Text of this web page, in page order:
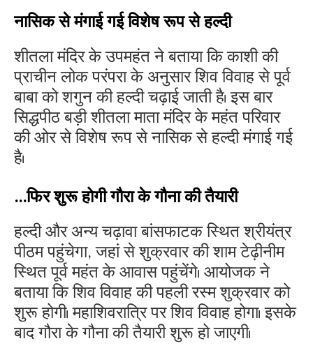
नासिक से मंगाई गई विशेष रूप से हल्दी
शीतला मंदिर के उपमहंत ने बताया कि काशी की
प्राचीन लोक परंपरा के अनुसार शिव विवाह से पूर्व
बाबा को शगुन की हल्दी चढ़ाई जाती है। इस बार
सिद्धपीठ बड़ी शीतला माता मंदिर के महंत परिवार
की ओर से विशेष रूप से नासिक से हल्दी मंगाई गई
है।
...फिर शुरू होगी गौरा के गौना की तैयारी
हल्दी और अन्य चढ़ावा बांसफाटक स्थित श्रीयंत्र
पीठम पहुंचेगा, जहां से शुक्रवार की शाम टेढ़ीनीम
स्थित पूर्व महंत के आवास पहुंचेंगे। आयोजक ने
बताया कि शिव विवाह की पहली रस्म शुक्रवार को
शुरू होगी। महाशिवरात्रि पर शिव विवाह होगा। इसके
बाद गौरा के गौना की तैयारी शुरू हो जाएगी।